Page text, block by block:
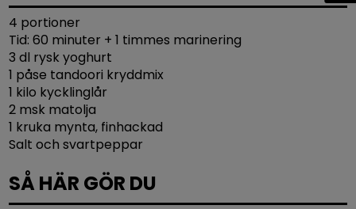
4 portioner
Tid: 60 minuter + 1 timmes marinering
3 dl rysk yoghurt
1 påse tandoori kryddmix
1 kilo kycklinglår
2 msk matolja
1 kruka mynta, finhackad
Salt och svartpeppar
SÅ HÄR GÖR DU